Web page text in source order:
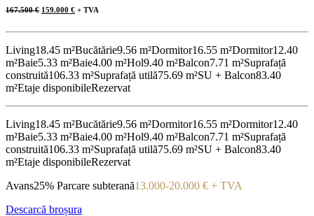
167.500€ Prețul
fost:
159.000 €Prețul
159.000 €.
+ TVA
Living18.45 m²Bucătărie9.56 m²Dormitor16.55 m²Dormitor12.40
m²Baie5.33 m²Baie4.00 m²Hol9.40 m²Balcon7.71 m²Suprafață
construită106.33 m²Suprafață utilă75.69 m²SU + Balcon83.40
m²Etaje disponibileRezervat
Living18.45 m²Bucătărie9.56 m²Dormitor16.55 m²Dormitor12.40
m²Baie5.33 m²Baie4.00 m²Hol9.40 m²Balcon7.71 m²Suprafață
construită106.33 m²Suprafață utilă75.69 m²SU + Balcon83.40
m²Etaje disponibileRezervat
Avans25% Parcare subterană13.000-20.000 € + TVA
Descarcă broșura